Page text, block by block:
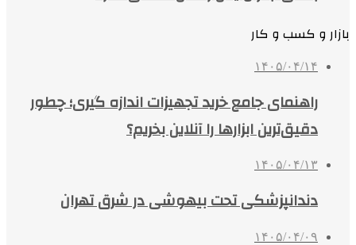
بازار و کسب و کار
۱۴۰۵/۰۴/۱۴
راهنمای جامع خرید تجهیزات اندازه گیری؛ چطور
دقیق‌ترین ابزارها را آنلاین بخریم؟
۱۴۰۵/۰۴/۱۳
دندانپزشکی تحت بیهوشی در شرق تهران
۱۴۰۵/۰۴/۰۹